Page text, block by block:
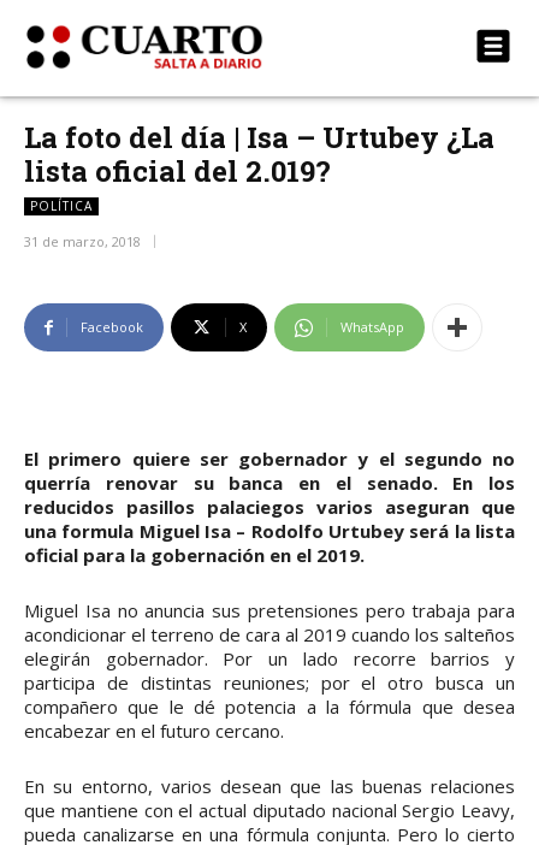
La foto del día | Isa – Urtubey ¿La
lista oficial del 2.019?
POLÍTICA
31 de marzo, 2018
Facebook X WhatsApp
El primero quiere ser gobernador y el segundo no
querría renovar su banca en el senado. En los
reducidos pasillos palaciegos varios aseguran que
una formula Miguel Isa – Rodolfo Urtubey será la lista
oficial para la gobernación en el 2019.
Miguel Isa no anuncia sus pretensiones pero trabaja para
acondicionar el terreno de cara al 2019 cuando los salteños
elegirán gobernador. Por un lado recorre barrios y
participa de distintas reuniones; por el otro busca un
compañero que le dé potencia a la fórmula que desea
encabezar en el futuro cercano.
En su entorno, varios desean que las buenas relaciones
que mantiene con el actual diputado nacional Sergio Leavy,
pueda canalizarse en una fórmula conjunta. Pero lo cierto